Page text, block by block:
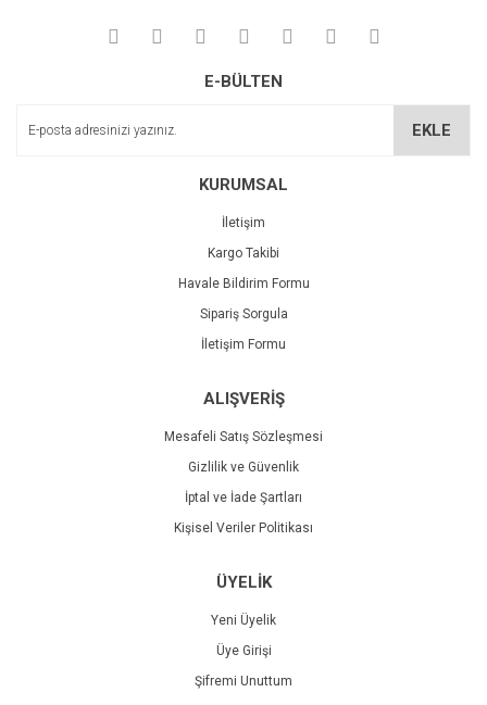
E-BÜLTEN
EKLE
KURUMSAL
İletişim
Kargo Takibi
Havale Bildirim Formu
Sipariş Sorgula
İletişim Formu
ALIŞVERİŞ
Mesafeli Satış Sözleşmesi
Gizlilik ve Güvenlik
İptal ve İade Şartları
Kişisel Veriler Politikası
ÜYELİK
Yeni Üyelik
Üye Girişi
Şifremi Unuttum